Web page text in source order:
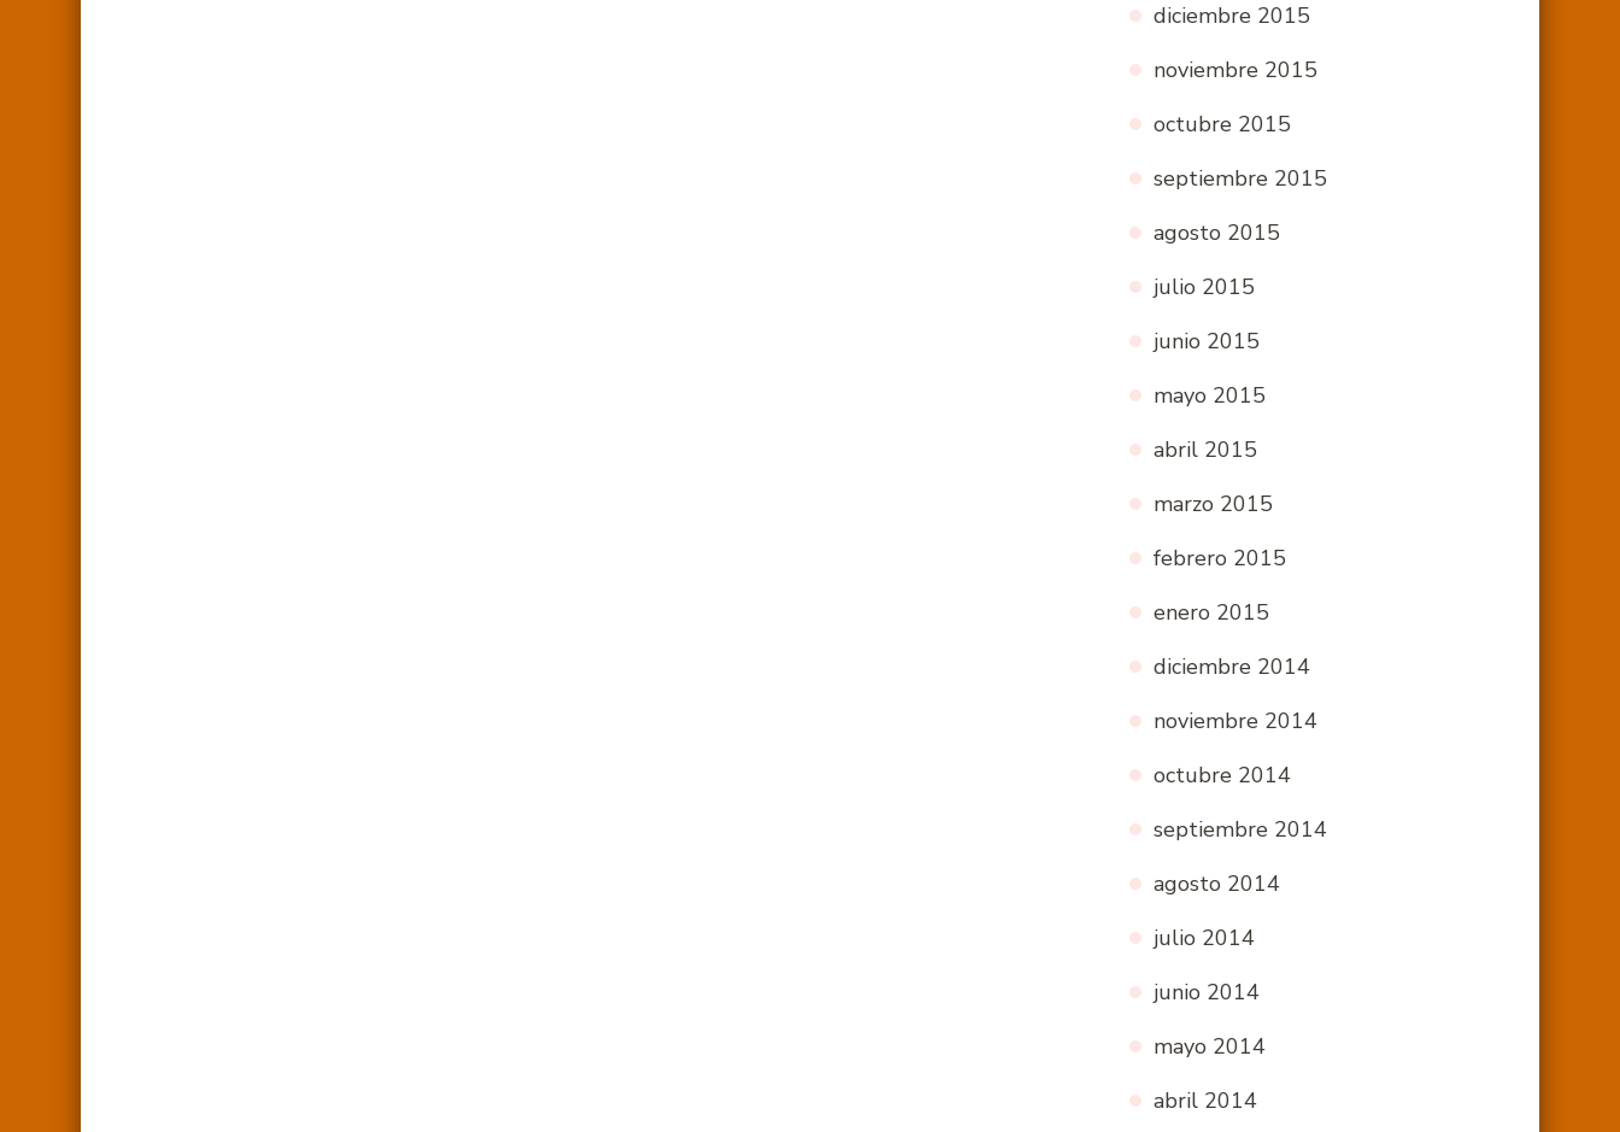
diciembre 2015
noviembre 2015
octubre 2015
septiembre 2015
agosto 2015
julio 2015
junio 2015
mayo 2015
abril 2015
marzo 2015
febrero 2015
enero 2015
diciembre 2014
noviembre 2014
octubre 2014
septiembre 2014
agosto 2014
julio 2014
junio 2014
mayo 2014
abril 2014